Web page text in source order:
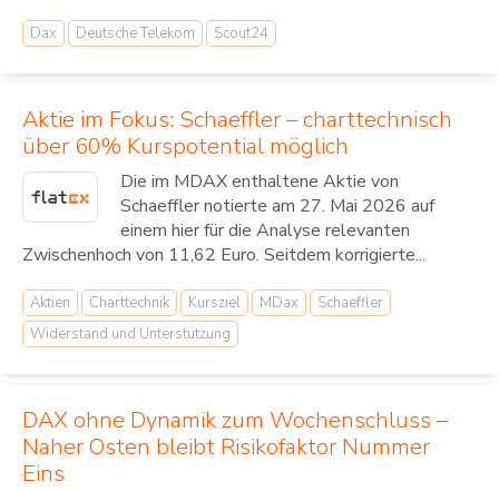
Dax Deutsche Telekom Scout24
Aktie im Fokus: Schaeffler – charttechnisch
über 60% Kurspotential möglich
Die im MDAX enthaltene Aktie von
Schaeffler notierte am 27. Mai 2026 auf
einem hier für die Analyse relevanten
Zwischenhoch von 11,62 Euro. Seitdem korrigierte...
Aktien Charttechnik Kursziel MDax
Schaeffler
Widerstand und Unterstützung
DAX ohne Dynamik zum Wochenschluss –
Naher Osten bleibt Risikofaktor Nummer
Eins